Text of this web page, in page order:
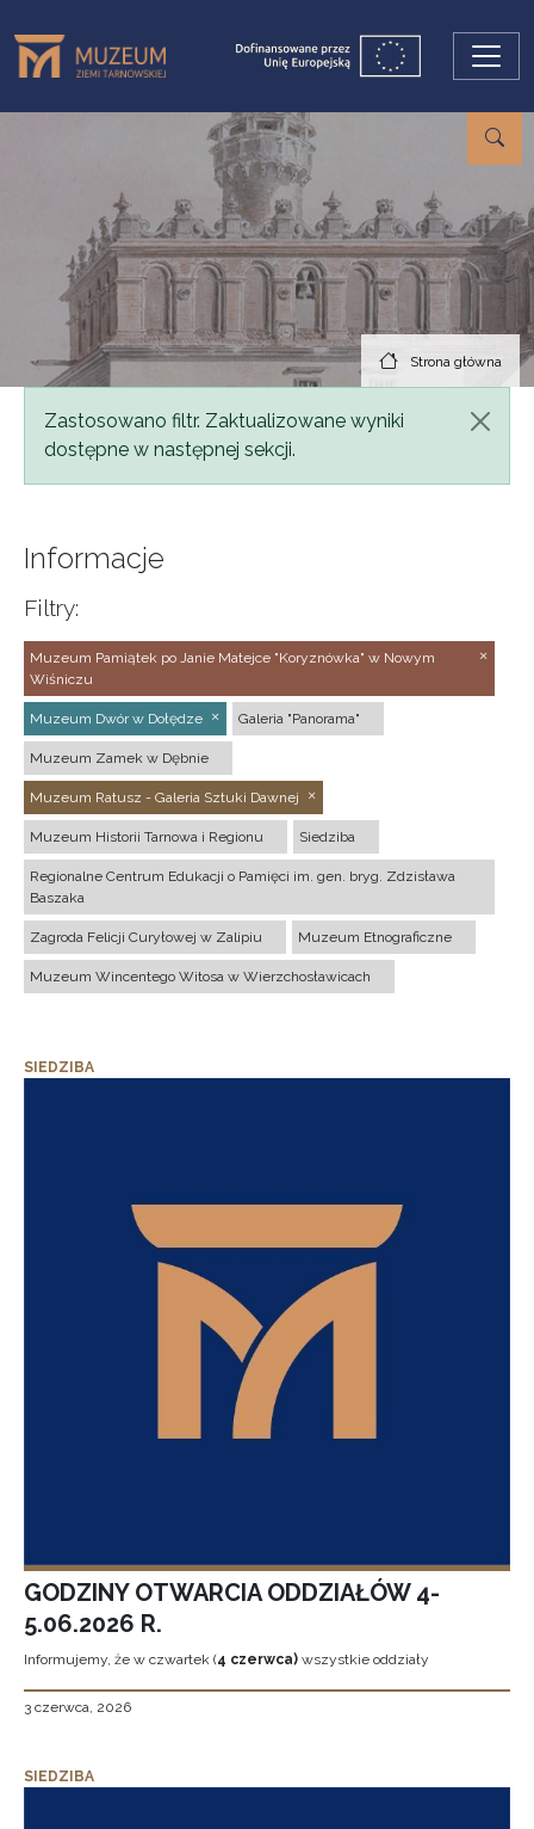
Strona główna
Komunikat
Zastosowano filtr. Zaktualizowane wyniki
dostępne w następnej sekcji.
Informacje
Filtry:
Muzeum Pamiątek po Janie Matejce "Koryznówka" w Nowym
Wiśniczu
Muzeum Dwór w Dołędze Galeria "Panorama"
Muzeum Zamek w Dębnie
Muzeum Ratusz - Galeria Sztuki Dawnej
Muzeum Historii Tarnowa i Regionu Siedziba
Regionalne Centrum Edukacji o Pamięci im. gen. bryg. Zdzisława
Baszaka
Zagroda Felicji Curyłowej w Zalipiu Muzeum Etnograficzne
Muzeum Wincentego Witosa w Wierzchosławicach
SIEDZIBA
GODZINY OTWARCIA ODDZIAŁÓW 4-
5.06.2026 R.
Informujemy, że w czwartek (4 czerwca) wszystkie oddziały
3 czerwca, 2026
SIEDZIBA